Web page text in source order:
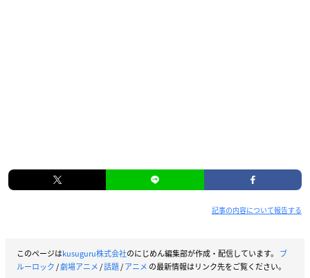
記事の内容について報告する
このページはkusuguru株式会社のにじめん編集部が作成・配信しています。 ブ
ルーロック/劇場アニメ/話題/アニメ の最新情報はリンク先をご覧ください。